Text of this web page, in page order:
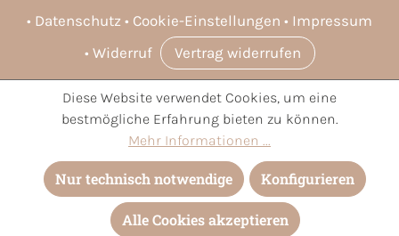
Datenschutz
Cookie-Einstellungen
Impressum
Widerruf
Vertrag widerrufen
* Alle Preise inkl. gesetzl. Mehrwertsteuer zzgl.Versandkosten
und ggf. Nachnahmegebühren, wenn nicht anders angegeben.
Diese Website verwendet Cookies, um eine
bestmögliche Erfahrung bieten zu können.
Mehr Informationen ...
Nur technisch notwendige Konfigurieren
Alle Cookies akzeptieren